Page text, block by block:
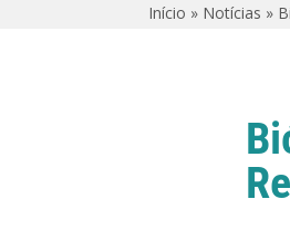
Início » Notícias »